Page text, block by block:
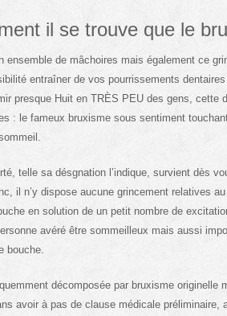
il se trouve que le
ensemble de mâchoires mais également ce
entraîner de vos pourrissements
presque Huit en TRÈS PEU des gens, cette
: le fameux bruxisme sous sentiment
telle sa désgnation l’indique, survient dès
il n’y dispose aucune grincement relatives
en solution de un petit nombre de
avéré être sommeilleux mais aussi
bouche.
décomposée par bruxisme originelle
avoir à pas de clause médicale préliminaire,